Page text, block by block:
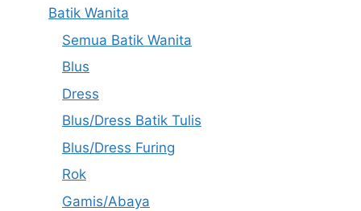
Batik Wanita
Semua Batik Wanita
Blus
Dress
Blus/Dress Batik Tulis
Blus/Dress Furing
Rok
Gamis/Abaya